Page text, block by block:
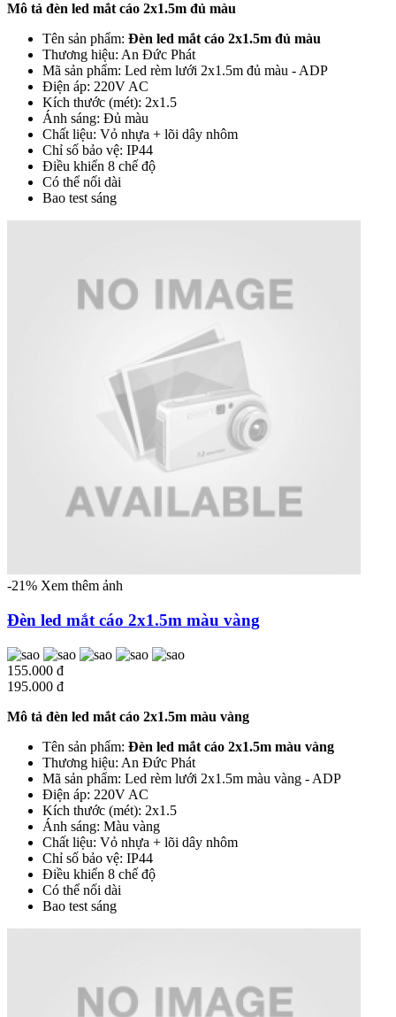
Mô tả đèn led mắt cáo 2x1.5m đủ màu
Tên sản phẩm: Đèn led mắt cáo 2x1.5m đủ màu
Thương hiệu: An Đức Phát
Mã sản phẩm: Led rèm lưới 2x1.5m đủ màu - ADP
Điện áp: 220V AC
Kích thước (mét): 2x1.5
Ánh sáng: Đủ màu
Chất liệu: Vỏ nhựa + lõi dây nhôm
Chỉ số bảo vệ: IP44
Điều khiển 8 chế độ
Có thể nối dài
Bao test sáng
-21% Xem thêm ảnh
Đèn led mắt cáo 2x1.5m màu vàng
155.000 đ
195.000 đ
Mô tả đèn led mắt cáo 2x1.5m màu vàng
Tên sản phẩm: Đèn led mắt cáo 2x1.5m màu vàng
Thương hiệu: An Đức Phát
Mã sản phẩm: Led rèm lưới 2x1.5m màu vàng - ADP
Điện áp: 220V AC
Kích thước (mét): 2x1.5
Ánh sáng: Màu vàng
Chất liệu: Vỏ nhựa + lõi dây nhôm
Chỉ số bảo vệ: IP44
Điều khiển 8 chế độ
Có thể nối dài
Bao test sáng